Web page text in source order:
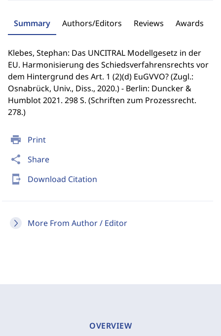
print Print
share Share
send_to_mobile Download Citation
More From Author / Editor
Summary Authors/Editors Reviews Awards
Klebes, Stephan: Das UNCITRAL Modellgesetz in der
EU. Harmonisierung des Schiedsverfahrensrechts vor
dem Hintergrund des Art. 1 (2)(d) EuGVVO? (Zugl.:
Osnabrück, Univ., Diss., 2020.) - Berlin: Duncker &
Humblot 2021. 298 S. (Schriften zum Prozessrecht.
278.)
OVERVIEW